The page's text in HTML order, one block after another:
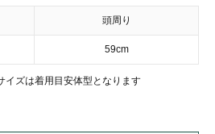
頭周り
59cm
ズは着用目安体型となります